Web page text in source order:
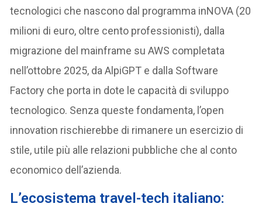
tecnologici che nascono dal programma inNOVA (20
milioni di euro, oltre cento professionisti), dalla
migrazione del mainframe su AWS completata
nell’ottobre 2025, da AlpiGPT e dalla Software
Factory che porta in dote le capacità di sviluppo
tecnologico. Senza queste fondamenta, l’open
innovation rischierebbe di rimanere un esercizio di
stile, utile più alle relazioni pubbliche che al conto
economico dell’azienda.
L’ecosistema travel-tech italiano: